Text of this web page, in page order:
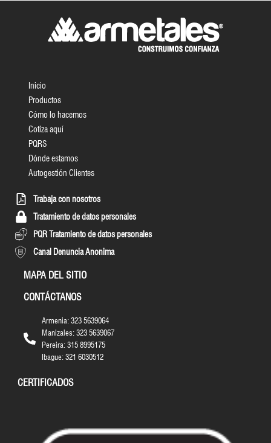
Inicio
Productos
Cómo lo hacemos
Cotiza aquí
PQRS
Dónde estamos
Autogestión Clientes
Trabaja con nosotros
Tratamiento de datos personales
PQR Tratamiento de datos personales
Canal Denuncia Anonima
MAPA DEL SITIO
CONTÁCTANOS
Armenia: 323 5639064
Manizales: 323 5639067
Pereira: 315 8995175
Ibague: 321 6030512
CERTIFICADOS